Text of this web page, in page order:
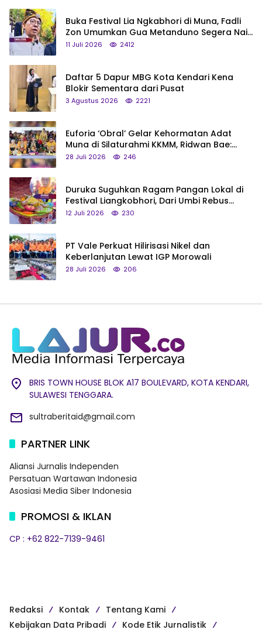
Buka Festival Lia Ngkabhori di Muna, Fadli
Zon Umumkan Gua Metanduno Segera Naik
Status Jadi Cagar Budaya Nasional
11 Juli 2026 2412
Daftar 5 Dapur MBG Kota Kendari Kena
Blokir Sementara dari Pusat
3 Agustus 2026 2221
Euforia ‘Obral’ Gelar Kehormatan Adat
Muna di Silaturahmi KKMM, Ridwan Bae:
Saya Bukan Tipe Begitu, Belum Pantas!
28 Juli 2026 246
Duruka Suguhkan Ragam Pangan Lokal di
Festival Liangkobhori, Dari Umbi Rebus
hingga Tumpeng Beras Muna
12 Juli 2026 230
PT Vale Perkuat Hilirisasi Nikel dan
Keberlanjutan Lewat IGP Morowali
28 Juli 2026 206
BRIS TOWN HOUSE BLOK A17 BOULEVARD, KOTA KENDARI,
SULAWESI TENGGARA.
sultraberitaid@gmail.com
PARTNER LINK
Aliansi Jurnalis Independen
Persatuan Wartawan Indonesia
Asosiasi Media Siber Indonesia
PROMOSI & IKLAN
CP : +62 822-7139-9461
Redaksi Kontak
Tentang Kami
Kebijakan Data Pribadi
Kode Etik Jurnalistik